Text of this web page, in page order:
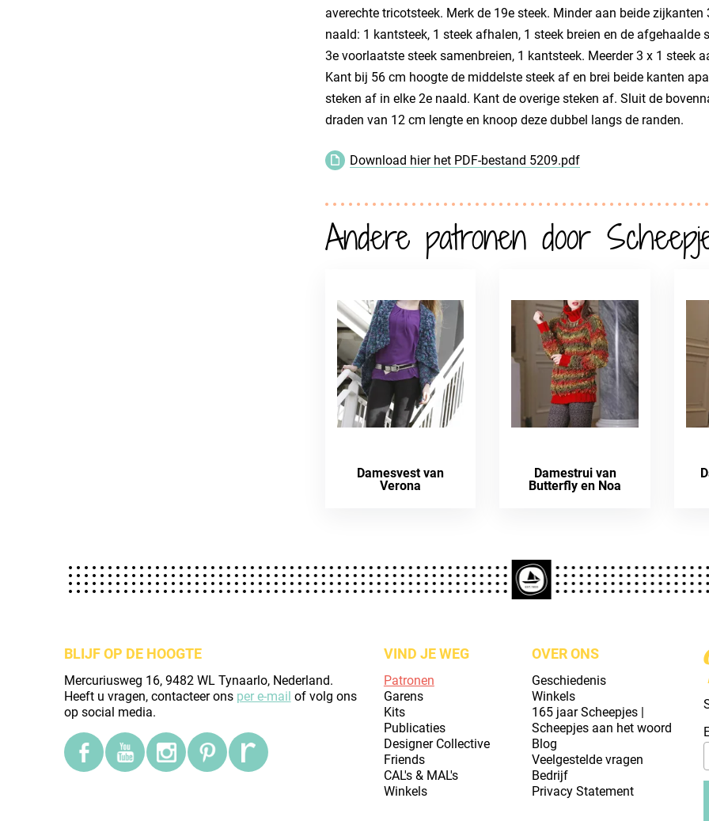
averechte tricotsteek. Merk de 19e steek. Minder aan beide
naald: 1 kantsteek, 1 steek afhalen, 1 steek breien en de afgehaalde
3e voorlaatste steek samenbreien, 1 kantsteek. Meerder 3 x 1 steek
Kant bij 56 cm hoogte de middelste steek af en brei beide kanten
steken af in elke 2e naald. Kant de overige steken af. Sluit de
draden van 12 cm lengte en knoop deze dubbel langs de randen.
Download hier het PDF-bestand 5209.pdf
Andere patronen door
Damesvest van
Verona
Damestrui van
Butterfly en Noa
BLIJF OP DE HOOGTE
Mercuriusweg 16, 9482 WL Tynaarlo, Nederland.
Heeft u vragen, contacteer ons per e-mail of volg ons
op social media.
VIND JE WEG
Patronen
Garens
Kits
Publicaties
Designer Collective
Friends
CAL's & MAL's
Winkels
OVER ONS
Geschiedenis
Winkels
165 jaar Scheepjes |
Scheepjes aan het woord
Blog
Veelgestelde vragen
Bedrijf
Privacy Statement